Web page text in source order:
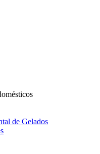
de Gelados